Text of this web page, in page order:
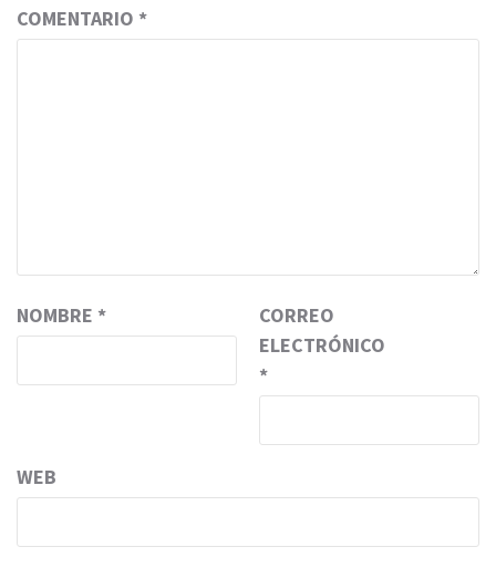
COMENTARIO *
NOMBRE *
CORREO
ELECTRÓNICO
*
WEB